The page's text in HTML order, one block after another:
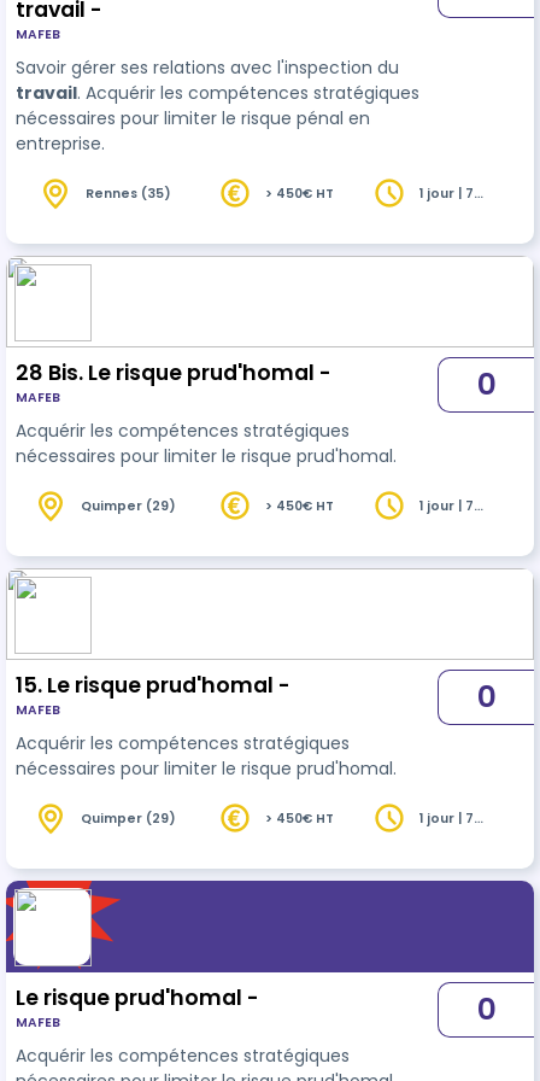
travail -
MAFEB
Savoir gérer ses relations avec l'inspection du
travail. Acquérir les compétences stratégiques
nécessaires pour limiter le risque pénal en
entreprise.
Rennes (35) > 450€ HT
1 jour | 7
28 Bis. Le risque prud'homal -
MAFEB
Acquérir les compétences stratégiques
nécessaires pour limiter le risque prud'homal.
0
Quimper (29) > 450€ HT
1 jour | 7
15. Le risque prud'homal -
MAFEB
Acquérir les compétences stratégiques
nécessaires pour limiter le risque prud'homal.
0
Quimper (29) > 450€ HT
1 jour | 7
Le risque prud'homal -
MAFEB
Acquérir les compétences stratégiques
0